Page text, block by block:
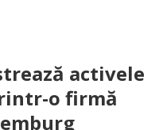
activele
o firmă